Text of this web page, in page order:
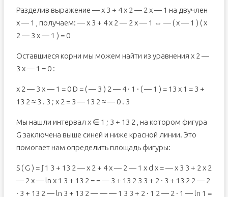
Разделив выражение — x 3 + 4 x 2 — 2 x — 1 на двучлен
x — 1 , получаем: — x 3 + 4 x 2 — 2 x — 1 ⇔ — ( x — 1 ) ( x
2 — 3 x — 1 ) = 0
Оставшиеся корни мы можем найти из уравнения x 2 —
3 x — 1 = 0 :
x 2 — 3 x — 1 = 0 D = ( — 3 ) 2 — 4 · 1 · ( — 1 ) = 13 x 1 = 3 +
13 2 ≈ 3 . 3 ; x 2 = 3 — 13 2 ≈ — 0 . 3
Мы нашли интервал x ∈ 1 ; 3 + 13 2 , на котором фигура
G заключена выше синей и ниже красной линии. Это
помогает нам определить площадь фигуры:
S ( G ) = ∫ 1 3 + 13 2 — x 2 + 4 x — 2 — 1 x d x = — x 3 3 + 2 x 2
— 2 x — ln x 1 3 + 13 2 = = — 3 + 13 2 3 3 + 2 · 3 + 13 2 2 — 2
· 3 + 13 2 — ln 3 + 13 2 — — — 1 3 3 + 2 · 1 2 — 2 · 1 — ln 1 =